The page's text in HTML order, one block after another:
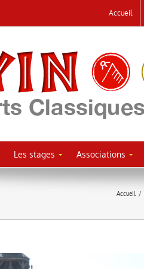
Accueil
Les stages Associations
Accueil /